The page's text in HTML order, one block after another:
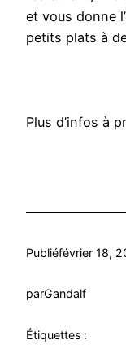
et vous donne
petits plats à
Plus d’infos à
Publiéfévrier 18,
parGandalf
Étiquettes :